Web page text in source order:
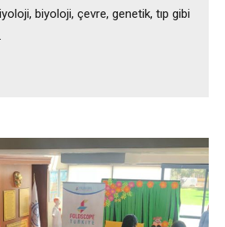
biyoloji, çevre, genetik, tıp gibi